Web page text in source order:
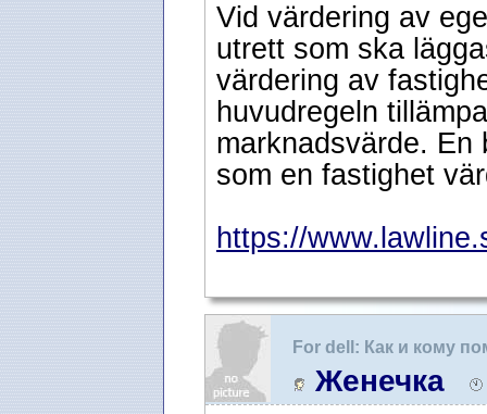
Vid värdering av
utrett som ska
värdering av
huvudregeln
marknadsvärde. En
som en fastighet
https://
For dell: Как и кому
Женечка